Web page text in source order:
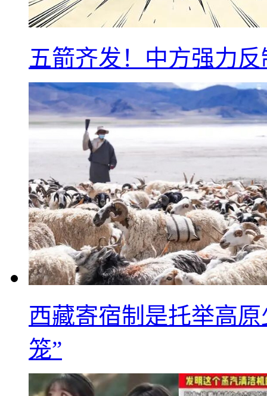
五箭齐发！中方强力
西藏寄宿制是托举高
笼”